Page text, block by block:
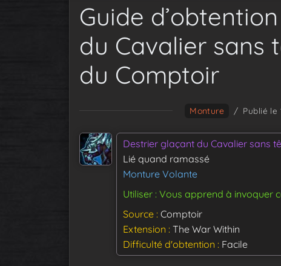
Guide
du Cavalier sans
du Comptoir
Monture / Publié le
Destrier glaçant du Cavalier sans
Lié quand ramassé
Monture Volante
Utiliser : Vous apprend à invoquer
Source Comptoir
Extension The War Within
Difficulté d'obtention
Facile